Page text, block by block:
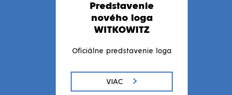
Predstavenie
nového loga
WITKOWITZ
Oficiálne predstavenie loga
VIAC